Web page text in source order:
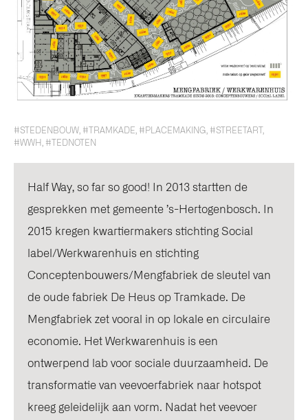
#STEDENBOUW #TRAMKADE #PLACEMAKING #STREETART
#WWH
#TEDNOTEN
Half Way, so far so good! In 2013 startten de
gesprekken met gemeente ’s-Hertogenbosch. In
2015 kregen kwartiermakers stichting Social
label/Werkwarenhuis en stichting
Conceptenbouwers/Mengfabriek de sleutel van
de oude fabriek De Heus op Tramkade. De
Mengfabriek zet vooral in op lokale en circulaire
economie. Het Werkwarenhuis is een
ontwerpend lab voor sociale duurzaamheid. De
transformatie van veevoerfabriek naar hotspot
kreeg geleidelijk aan vorm. Nadat het veevoer